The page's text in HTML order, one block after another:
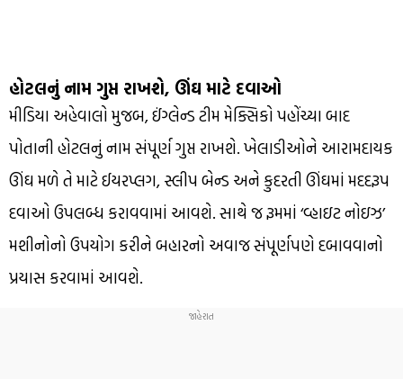
હોટલનું નામ ગુપ્ત રાખશે, ઊંઘ માટે દવાઓ
મીડિયા અહેવાલો મુજબ, ઈંગ્લેન્ડ ટીમ મેક્સિકો પહોંચ્યા બાદ
પોતાની હોટલનું નામ સંપૂર્ણ ગુપ્ત રાખશે. ખેલાડીઓને આરામદાયક
ઊંઘ મળે તે માટે ઈયરપ્લગ, સ્લીપ બેન્ડ અને કુદરતી ઊંઘમાં મદદરૂપ
દવાઓ ઉપલબ્ધ કરાવવામાં આવશે. સાથે જ રૂમમાં ‘વ્હાઇટ નોઇઝ’
મશીનોનો ઉપયોગ કરીને બહારનો અવાજ સંપૂર્ણપણે દબાવવાનો
પ્રયાસ કરવામાં આવશે.